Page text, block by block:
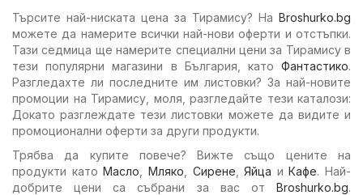
Търсите най-ниската цена за Тирамису? На Broshurko.bg
можете да намерите всички най-нови оферти и отстъпки.
Тази седмица ще намерите специални цени за Тирамису в
тези популярни магазини в България, като Фантастико.
Разгледахте ли последните им листовки? За най-новите
промоции на Тирамису, моля, разгледайте тези каталози:
Докато разглеждате тези листовки можете да видите и
промоционални оферти за други продукти.
Трябва да купите повече? Вижте също цените на
продукти катоМасло Мляко Сирене ,Яйца иКафе. Най-
добрите цени са събрани за вас от Broshurko.bg.